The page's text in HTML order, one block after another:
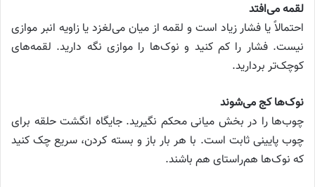
لقمه می‌افتد
احتمالاً یا فشار زیاد است و لقمه از میان می‌لغزد یا زاویه انبر موازی
نیست. فشار را کم کنید و نوک‌ها را موازی نگه دارید. لقمه‌های
کوچک‌تر بردارید.
نوک‌ها کج می‌شوند
چوب‌ها را در بخش میانی محکم نگیرید. جایگاه انگشت حلقه برای
چوب پایینی ثابت است. با هر بار باز و بسته کردن، سریع چک کنید
که نوک‌ها هم‌راستای هم باشند.